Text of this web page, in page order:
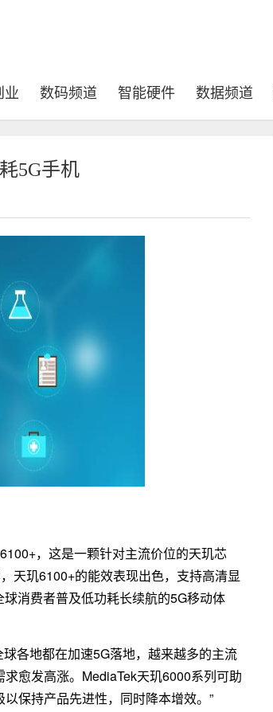
业 数码频道 智能硬件 数据频道
5G手机
，这是一颗针对主流价位的天玑芯
天玑6100+的能效表现出色，支持高清显
消费者普及低功耗长续航的5G移动体
各地都在加速5G落地，越来越多的主流
愈发高涨。MediaTek天玑6000系列可助
保持产品先进性，同时降本增效。”